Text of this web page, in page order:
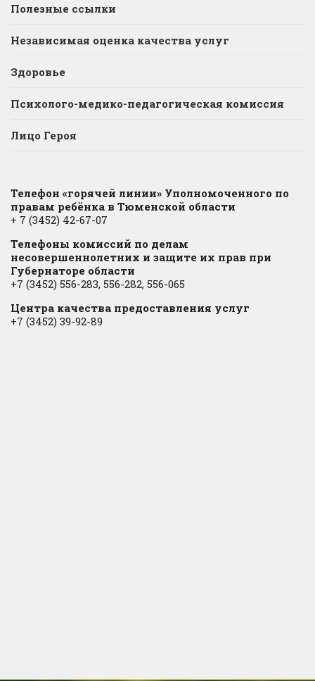
Полезные ссылки
Независимая оценка качества услуг
Здоровье
Психолого-медико-педагогическая комиссия
Лицо Героя
Телефон «горячей линии» Уполномоченного по
правам ребёнка в Тюменской области
+ 7 (3452) 42-67-07
Телефоны комиссий по делам
несовершеннолетних и защите их прав при
Губернаторе области
+7 (3452) 556-283, 556-282, 556-065
Центра качества предоставления услуг
+7 (3452) 39-92-89